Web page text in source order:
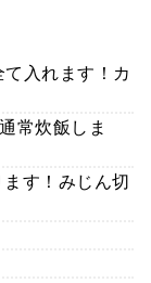
入れます！カ
常炊飯しま
す！みじん切